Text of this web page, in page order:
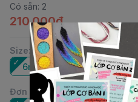
Có sẵn: 2
210.000đ
Size:
6mm
Đơn vị :